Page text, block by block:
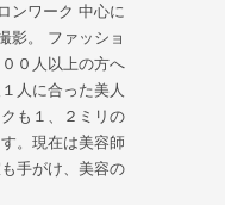
ンワーク 中心に
影。 ファッショ
０人以上の方へ
人に合った美人
も１、２ミリの
。現在は美容師
手がけ、美容の